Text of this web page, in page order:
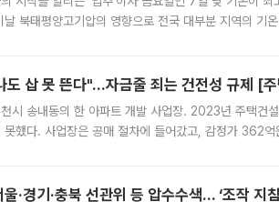
날 북태평양고기압의 영향으로 전국 대부분 지역의
도 삽 못 뜬다"…자금줄 죄는 건전성 규제 [
시 송내동의 한 아파트 개발 사업장. 2023년 주택건
못했다. 사업장은 공매 절차에 들어갔고, 감정가 362
·경기·충북 선관위 등 압수수색… ‘조작 지